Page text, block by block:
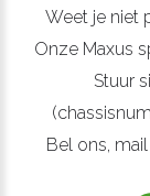
Weet je niet
Onze Maxus
Stuur
Bel ons,